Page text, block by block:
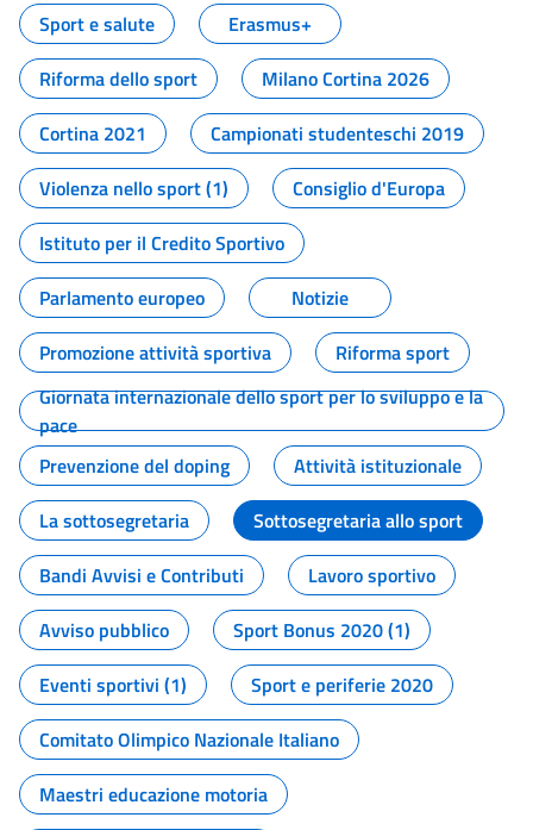
Sport e salute
Erasmus+
Riforma dello sport
Milano Cortina 2026
Cortina 2021
Campionati studenteschi 2019
Violenza nello sport (1)
Consiglio d'Europa
Istituto per il Credito Sportivo
Parlamento europeo
Notizie
Promozione attività sportiva
Riforma sport
Giornata internazionale dello sport per lo sviluppo e la
pace
Prevenzione del doping
Attività istituzionale
La sottosegretaria
Sottosegretaria allo sport
Bandi Avvisi e Contributi
Lavoro sportivo
Avviso pubblico
Sport Bonus 2020 (1)
Eventi sportivi (1)
Sport e periferie 2020
Comitato Olimpico Nazionale Italiano
Maestri educazione motoria